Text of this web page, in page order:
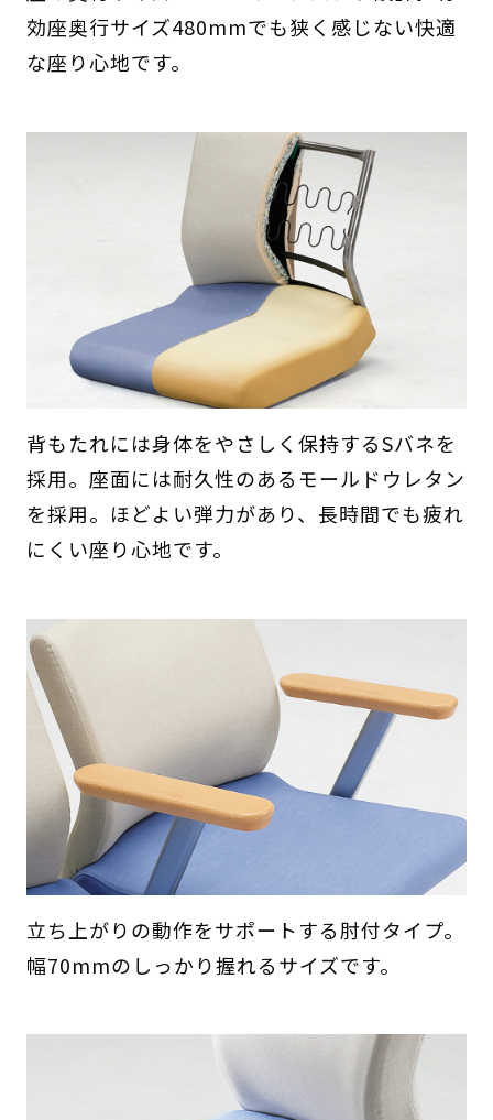
効座奥行サイズ480mmでも狭く感じない快適
な座り心地です。
背もたれには身体をやさしく保持するSバネを
採用。座面には耐久性のあるモールドウレタン
を採用。ほどよい弾力があり、長時間でも疲れ
にくい座り心地です。
立ち上がりの動作をサポートする肘付タイプ。
幅70mmのしっかり握れるサイズです。